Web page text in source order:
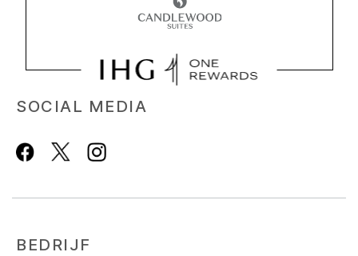
SOCIAL MEDIA
BEDRIJF